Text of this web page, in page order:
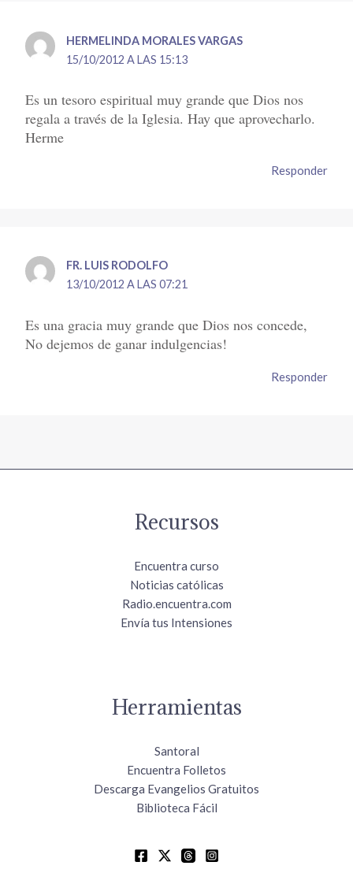
HERMELINDA MORALES VARGAS
15/10/2012 A LAS 15:13
Es un tesoro espiritual muy grande que Dios nos
regala a través de la Iglesia. Hay que aprovecharlo.
Herme
Responder
FR. LUIS RODOLFO
13/10/2012 A LAS 07:21
Es una gracia muy grande que Dios nos concede,
No dejemos de ganar indulgencias!
Responder
Recursos
Encuentra curso
Noticias católicas
Radio.encuentra.com
Envía tus Intensiones
Herramientas
Santoral
Encuentra Folletos
Descarga Evangelios Gratuitos
Biblioteca Fácil